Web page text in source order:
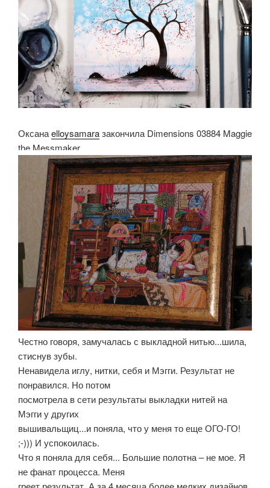
Оксанаelloysamaraзакончила Dimensions 03884 Maggie
the Messmaker
Честно говоря, замучалась с выкладной нитью...шила,
стиснув зубы.
Ненавидела иглу, нитки, себя и Мэгги. Результат не
понравился. Но потом
посмотрела в сети результаты выкладки нитей на
Мэгги у других
вышивальщиц...и поняла, что у меня то еще ОГО-ГО!
;-))) И успокоилась.
Что я поняла для себя... Большие полотна – не мое. Я
не фанат процесса. Меня